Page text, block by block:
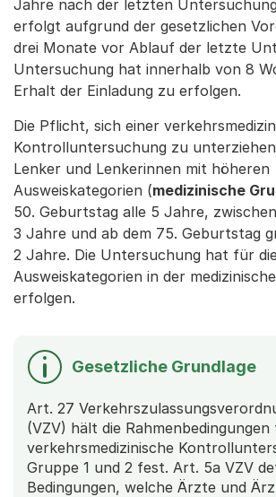
Jahre nach der letzten
erfolgt aufgrund der gesetzlichen
drei Monate vor Ablauf der letzte
Untersuchung hat innerhalb von 8
Erhalt der Einladung zu erfolgen.
Die Pflicht, sich einer
Kontrolluntersuchung zu
Lenker und Lenkerinnen mit höheren
Ausweiskategorien (medizinische
50. Geburtstag alle 5 Jahre,
3 Jahre und ab dem 75. Geburtstag
2 Jahre. Die Untersuchung hat für
Ausweiskategorien in der
erfolgen.
Gesetzliche Grundlage
Art. 27
(VZV) hält die
verkehrsmedizinische
Gruppe 1 und 2 fest. Art. 5a VZV
Bedingungen, welche Ärzte und